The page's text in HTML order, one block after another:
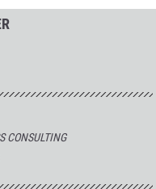
CONSULTING